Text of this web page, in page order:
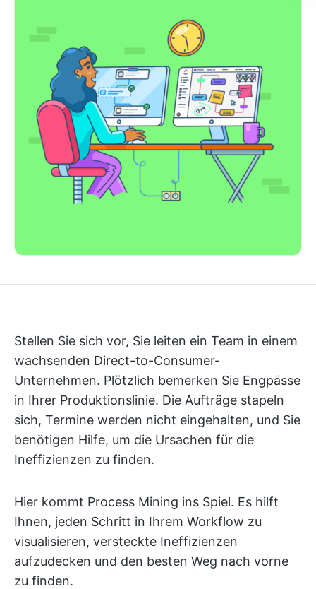
Stellen Sie sich vor, Sie leiten ein Team in einem
wachsenden Direct-to-Consumer-
Unternehmen. Plötzlich bemerken Sie Engpässe
in Ihrer Produktionslinie. Die Aufträge stapeln
sich, Termine werden nicht eingehalten, und Sie
benötigen Hilfe, um die Ursachen für die
Ineffizienzen zu finden.
Hier kommt Process Mining ins Spiel. Es hilft
Ihnen, jeden Schritt in Ihrem Workflow zu
visualisieren, versteckte Ineffizienzen
aufzudecken und den besten Weg nach vorne
zu finden.